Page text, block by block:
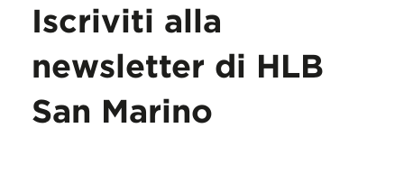
Iscriviti alla
newsletter di HLB
San Marino